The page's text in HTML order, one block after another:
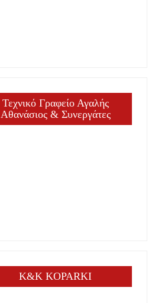
Τεχνικό Γραφείο Αγαλής
Αθανάσιος & Συνεργάτες
K&K KOPARKI